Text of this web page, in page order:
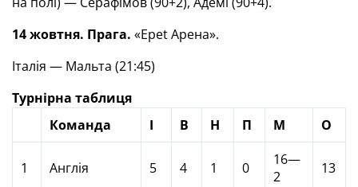
14 жовтня. Прага. «Epet Арена».
Італія — Мальта (21:45)
Турнірна таблиця
Команда
І В Н П М О
1 Англія 5 4 1 0
16—
2
13